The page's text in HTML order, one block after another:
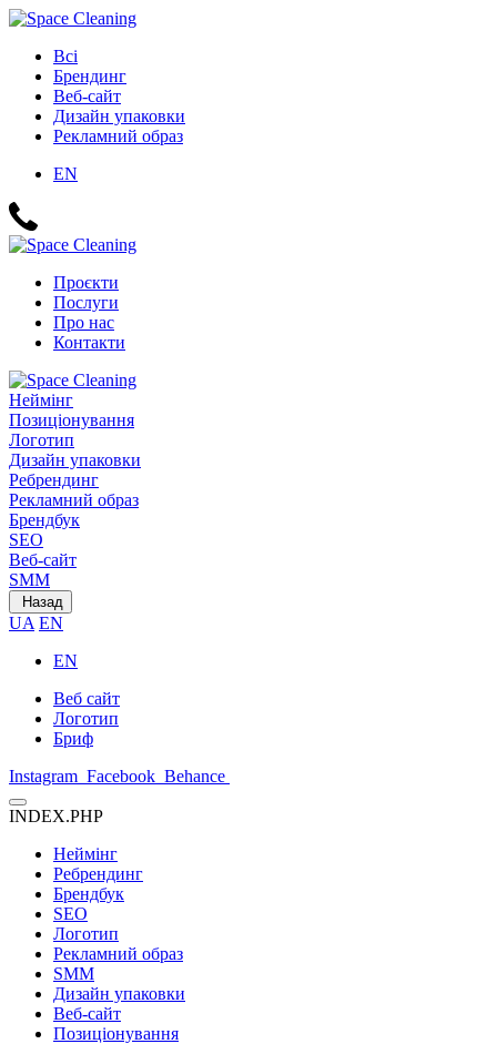
Всі
Брендинг
Веб-сайт
Дизайн упаковки
Рекламний образ
EN
Проєкти
Послуги
Про нас
Контакти
Неймінг
Позиціонування
Логотип
Дизайн упаковки
Ребрендинг
Рекламний образ
Брендбук
SEO
Веб-сайт
SMM
Назад
UA EN
EN
Веб сайт
Логотип
Бриф
Instagram Facebook Behance
INDEX.PHP
Неймінг
Ребрендинг
Брендбук
SEO
Логотип
Рекламний образ
SMM
Дизайн упаковки
Веб-сайт
Позиціонування